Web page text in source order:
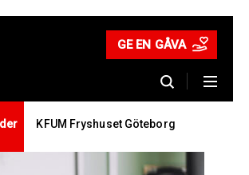
GE EN GÅVA
KFUM Fryshuset Göteborg